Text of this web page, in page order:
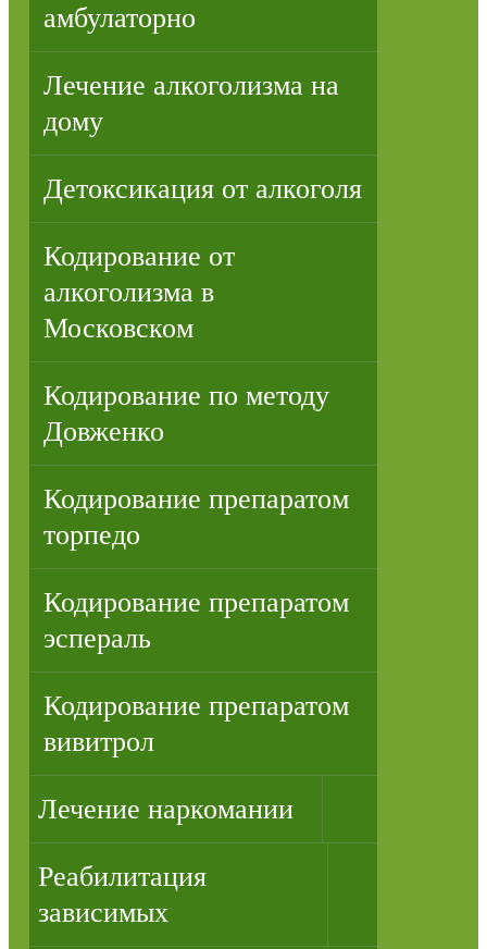
амбулаторно
Лечение алкоголизма на
дому
Детоксикация от алкоголя
Кодирование от
алкоголизма в
Московском
Кодирование по методу
Довженко
Кодирование препаратом
торпедо
Кодирование препаратом
эспераль
Кодирование препаратом
вивитрол
Лечение наркомании
Реабилитация
зависимых